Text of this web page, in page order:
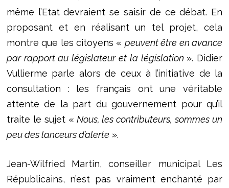
même l’Etat devraient se saisir de ce débat. En
proposant et en réalisant un tel projet, cela
montre que les citoyens « peuvent être en avance
par rapport au législateur et la législation ». Didier
Vullierme parle alors de ceux à l’initiative de la
consultation : les français ont une véritable
attente de la part du gouvernement pour qu’il
traite le sujet « Nous, les contributeurs, sommes un
peu des lanceurs d’alerte ».
Jean-Wilfried Martin, conseiller municipal Les
Républicains, n’est pas vraiment enchanté par